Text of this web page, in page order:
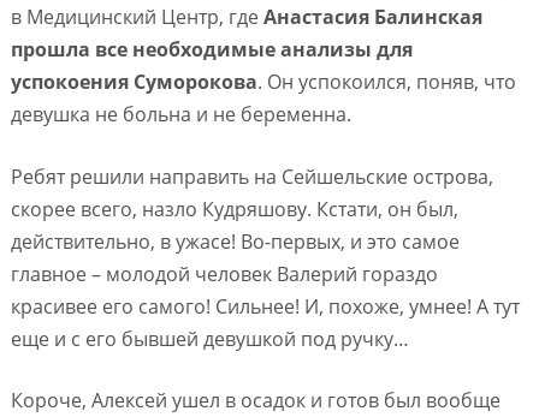
в Медицинский Центр, гдеАнастасия Балинская
прошла все необходимые анализы для
успокоения Суморокова. Он успокоился, поняв, что
девушка не больна и не беременна.
Ребят решили направить на Сейшельские острова,
скорее всего, назло Кудряшову. Кстати, он был,
действительно, в ужасе! Во-первых, и это самое
главное – молодой человек Валерий гораздо
красивее его самого! Сильнее! И, похоже, умнее! А тут
еще и с его бывшей девушкой под ручку…
Короче, Алексей ушел в осадок и готов был вообще